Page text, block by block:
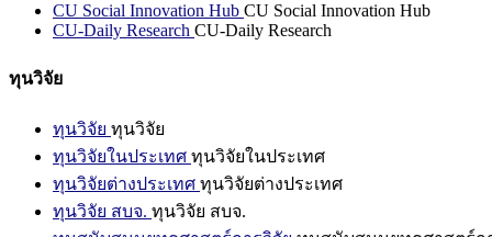
CU Social Innovation Hub CU Social Innovation Hub
CU-Daily Research CU-Daily Research
ทุนวิจัย
ทุนวิจัย ทุนวิจัย
ทุนวิจัยในประเทศ ทุนวิจัยในประเทศ
ทุนวิจัยต่างประเทศ ทุนวิจัยต่างประเทศ
ทุนวิจัย สบจ. ทุนวิจัย สบจ.